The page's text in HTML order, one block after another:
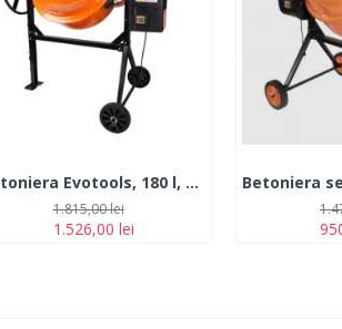
Betoniera Evotools, 180 l, 800W
1.526,00 lei
1.815,00 lei